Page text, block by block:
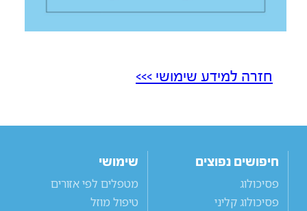
חזרה למידע שימושי >>>
חיפושים נפוצים
פסיכולוג
פסיכולוג קליני
שימושי
מטפלים לפי אזורים
טיפול מוזל